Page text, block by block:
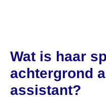
Wat is haar
achtergrond
assistant?